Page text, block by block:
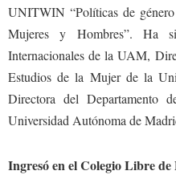
UNITWIN “Políticas de
Mujeres y Hombres”. Ha
Internacionales de la UAM,
Estudios de la Mujer de la
Directora del Departamento
Universidad Autónoma de
Ingresó en el Colegio Libre de